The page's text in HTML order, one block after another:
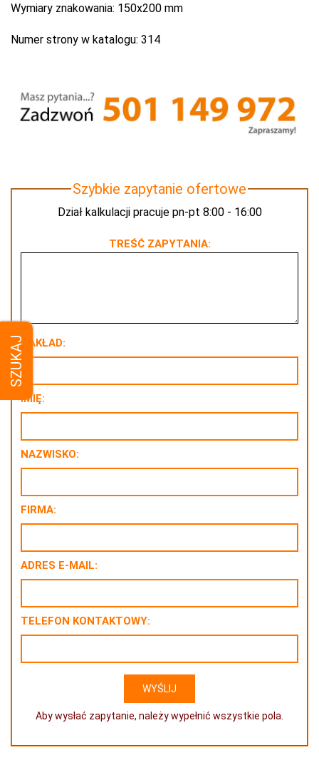
SZUKAJ
Wymiary znakowania: 150x200 mm
Numer strony w katalogu: 314
Szybkie zapytanie ofertowe
Dział kalkulacji pracuje pn-pt 8:00 - 16:00
TREŚĆ ZAPYTANIA:
NAKŁAD:
IMIĘ:
NAZWISKO:
FIRMA:
ADRES E-MAIL:
TELEFON KONTAKTOWY:
Aby wysłać zapytanie, należy wypełnić wszystkie pola.